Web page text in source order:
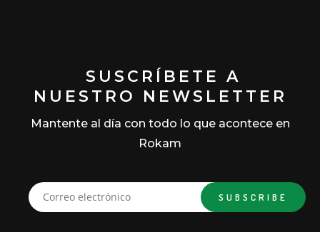
SUSCRÍBETE A
NUESTRO NEWSLETTER
Mantente al día con todo lo que acontece en
Rokam